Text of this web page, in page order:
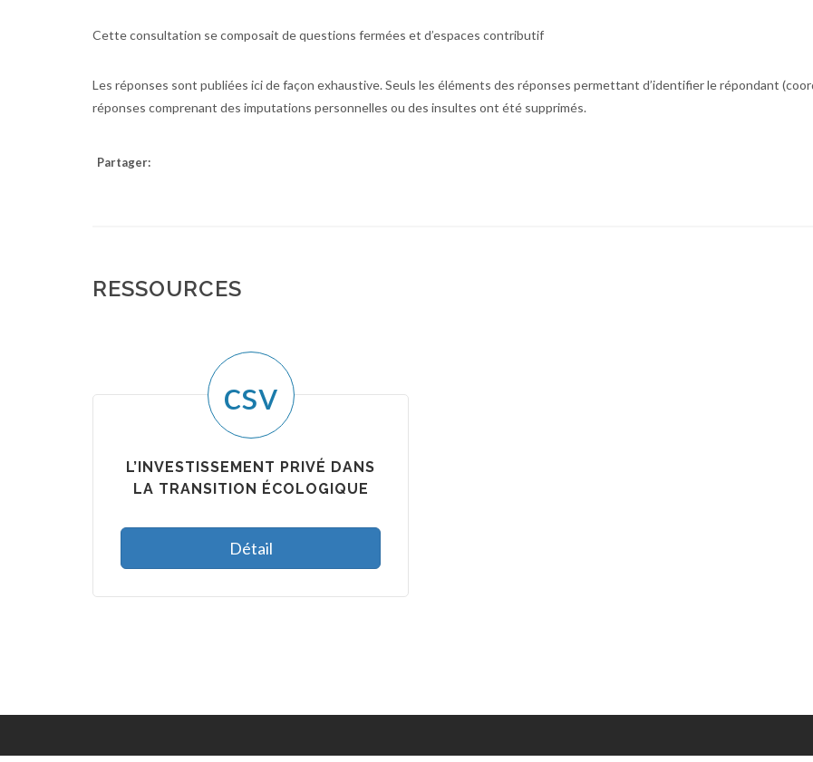
Cette consultation se composait de questions fermées et d’espaces contributif
Les réponses sont publiées ici de façon exhaustive. Seuls les éléments des réponses permettant d’identifier le répondant
réponses comprenant des imputations personnelles ou des insultes ont été supprimés.
Partager:
RESSOURCES
csv
L’INVESTISSEMENT PRIVÉ DANS
LA TRANSITION ÉCOLOGIQUE
Détail